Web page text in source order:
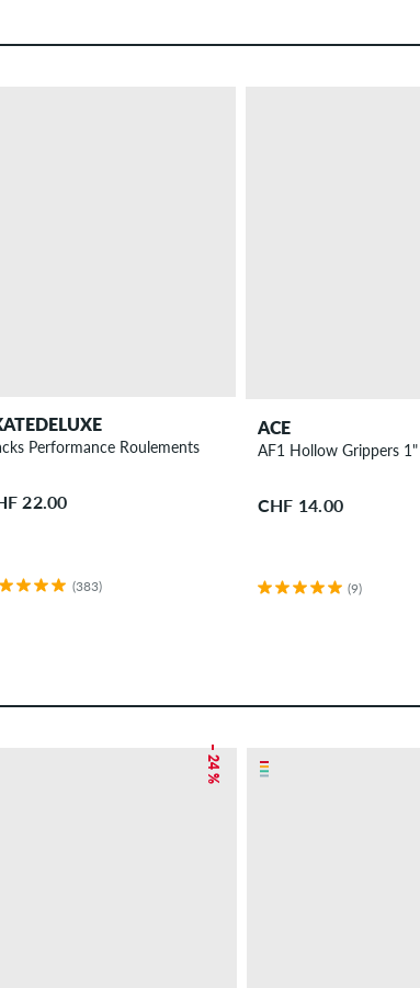
Performance Roulements
22.00
(383)
ACE
AF1 Hollow Grippers 1"
CHF 14.00
(9)
– 24 %